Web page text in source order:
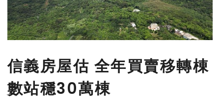
信義房屋估 全年買賣移轉棟
數站穩30萬棟